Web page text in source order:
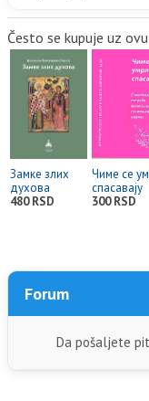
Često se kupuje uz
Замке злих
духова
480 RSD
Чиме се
спасавају
300 RSD
Forum
Da pošaljete